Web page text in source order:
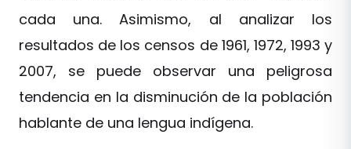
cada una. Asimismo, al analizar los
resultados de los censos de 1961, 1972, 1993 y
2007, se puede observar una peligrosa
tendencia en la disminución de la población
hablante de una lengua indígena.